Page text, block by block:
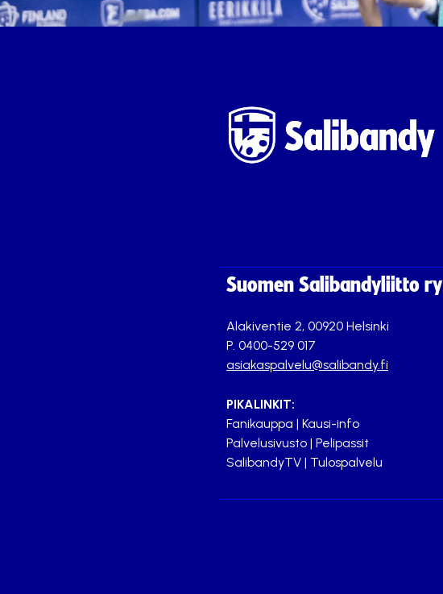
Suomen Salibandyliitto ry
Alakiventie 2, 00920 Helsinki
P. 0400-529 017
asiakaspalvelu@salibandy.fi
PIKALINKIT:
Fanikauppa | Kausi-info
Palvelusivusto | Pelipassit
SalibandyTV | Tulospalvelu